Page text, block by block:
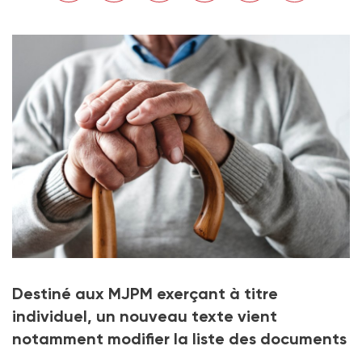
de recourir à la prestation de services pour les
secrétaires spécialisés.
Crédit photo sergign - stock.adobe.com
Destiné aux MJPM exerçant à titre
individuel, un nouveau texte vient
notamment modifier la liste des documents